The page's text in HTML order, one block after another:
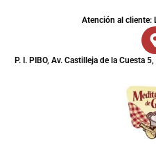
Atención al cliente:
P. I. PIBO, Av. Castilleja de la Cuesta